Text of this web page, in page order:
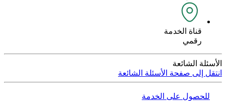
قناة الخدمة
رقمي
الأسئلة الشائعة
انتقل إلى صفحة الأسئلة الشائعة
للحصول على الخدمة